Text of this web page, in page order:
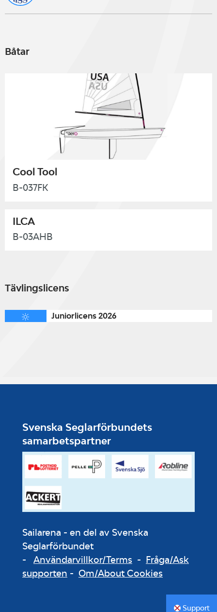
Båtar
Cool Tool
B-037FK
ILCA
B-03AHB
Tävlingslicens
Juniorlicens 2026
Svenska Seglarförbundets
samarbetspartner
Sailarena - en del av Svenska
Seglarförbundet
- Användarvillkor/Terms - Fråga/Ask
supporten - Om/About Cookies
Support